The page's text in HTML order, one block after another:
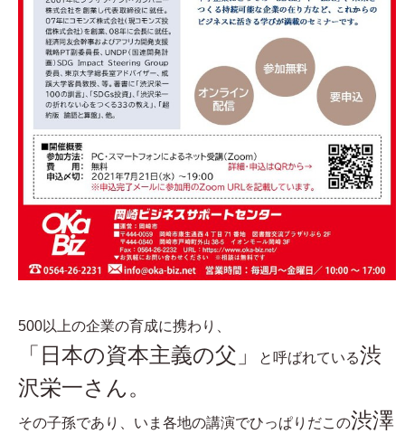
500以上の企業の育成に携わり、
「日本の資本主義の父」 と呼ばれている渋
沢栄一さん。
その子孫であり、いま各地の講演でひっぱりだこの渋澤